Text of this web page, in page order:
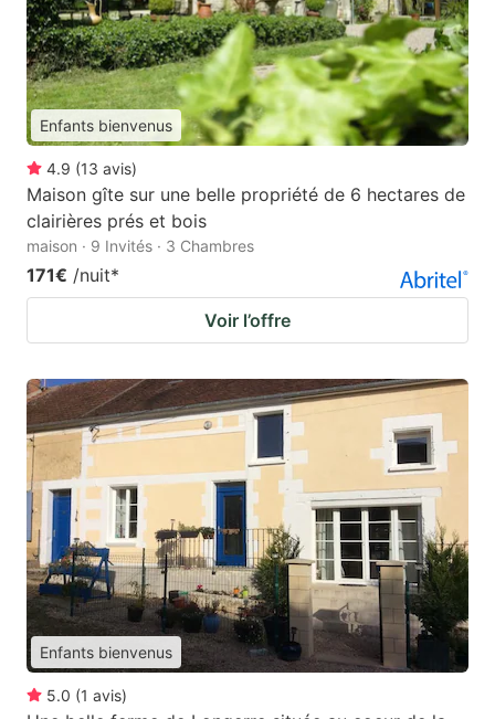
Enfants bienvenus
4.9 (13 avis)
Maison gîte sur une belle propriété de 6 hectares de
clairières prés et bois
maison · 9 Invités · 3 Chambres
171€ /nuit*
Voir l’offre
Enfants bienvenus
5.0 (1 avis)